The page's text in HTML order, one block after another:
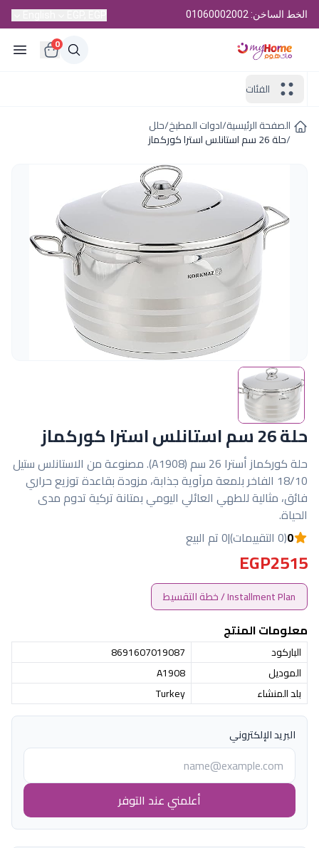
الخط الساخن: 01060002002
0
الفئات
الصفحة الرئيسية/ادوات المطبخ/حلل
/حلة 26 سم استانلس استرا كوركماز
حلة 26 سم استانلس استرا كوركماز
حلة كوركماز أسترا 26 سم (A1908). مصنوعة من الاستانلس ستيل
18/10 الفاخر بلمعة مرآوية جذابة، مزودة بقاعدة توزيع حراري
فائق، مثالية للطهي العائلي اليومي بمتانة تركية تدوم مدى
الحياة.
0(0 التقييمات) |0 تم البيع
EGP2515
Installment Plan / خطة التقسيط
معلومات المنتج
الباركود
8691607019087
الموديل
A1908
بلد المنشاء
Turkey
البريد الإلكتروني
أعلمني عند التوفر